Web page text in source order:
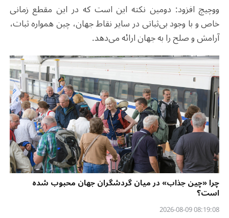
ووچیچ افزود: دومین نکته این است که در این مقطع زمانی
خاص و با وجود بی‌ثباتی در سایر نقاط جهان، چین همواره ثبات،
آرامش و صلح را به جهان ارائه می‌دهد.
چرا «چین جذاب» در میان گردشگران جهان محبوب شده
است؟
08:19:08 2026-08-09